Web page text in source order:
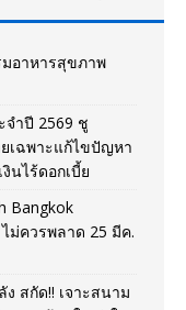
อาหารสุขภาพ
ำปี 2569 ชู
เฉพาะแก้ไขปัญหา
นไร้ดอกเบี้ย
Bangkok
ม่ควรพลาด 25 มีค.
สกัด!! เจาะสนาม